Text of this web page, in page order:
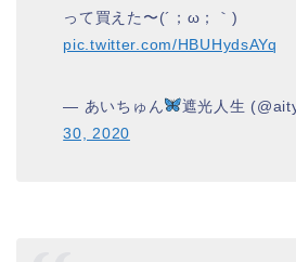
って買えた〜(´；ω；｀)
pic.twitter.com/HBUHydsAYq
— あいちゅん 遮光人生
30, 2020